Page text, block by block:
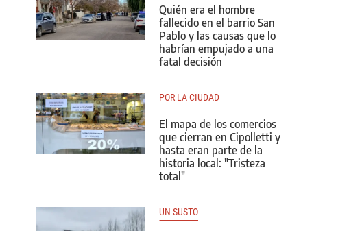
Quién era el hombre
fallecido en el barrio San
Pablo y las causas que lo
habrían empujado a una
fatal decisión
POR LA CIUDAD
El mapa de los comercios
que cierran en Cipolletti y
hasta eran parte de la
historia local: "Tristeza
total"
UN SUSTO